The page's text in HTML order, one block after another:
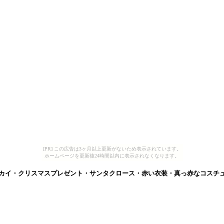
[PR] この広告は3ヶ月以上更新がないため表示されています。
ホームページを更新後24時間以内に表示されなくなります。
イ・クリスマスプレゼント・サンタクロース・赤い衣装・真っ赤なコスチ